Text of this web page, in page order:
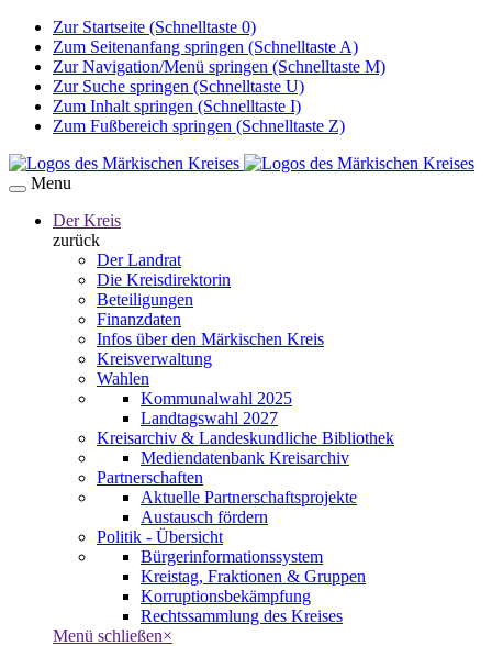
Zur Startseite (Schnelltaste 0)
Zum Seitenanfang springen (Schnelltaste A)
Zur Navigation/Menü springen (Schnelltaste M)
Zur Suche springen (Schnelltaste U)
Zum Inhalt springen (Schnelltaste I)
Zum Fußbereich springen (Schnelltaste Z)
Menu
Der Kreis
zurück
Der Landrat
Die Kreisdirektorin
Beteiligungen
Finanzdaten
Infos über den Märkischen Kreis
Kreisverwaltung
Wahlen
Kommunalwahl 2025
Landtagswahl 2027
Kreisarchiv & Landeskundliche Bibliothek
Mediendatenbank Kreisarchiv
Partnerschaften
Aktuelle Partnerschaftsprojekte
Austausch fördern
Politik - Übersicht
Bürgerinformationssystem
Kreistag, Fraktionen & Gruppen
Korruptionsbekämpfung
Rechtssammlung des Kreises
Menü schließen×